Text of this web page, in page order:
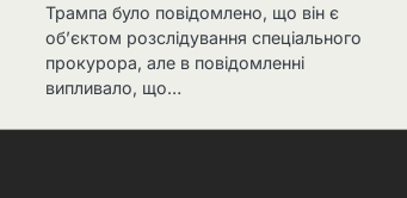
Трампа було повідомлено, що він є
об’єктом розслідування спеціального
прокурора, але в повідомленні
випливало, що…